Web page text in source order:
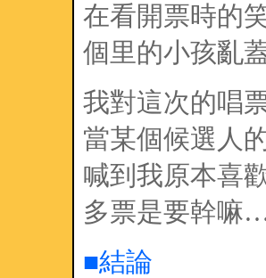
在看開票時的
個里的小孩亂
我對這次的唱
當某個候選人
喊到我原本喜
多票是要幹嘛
■結論